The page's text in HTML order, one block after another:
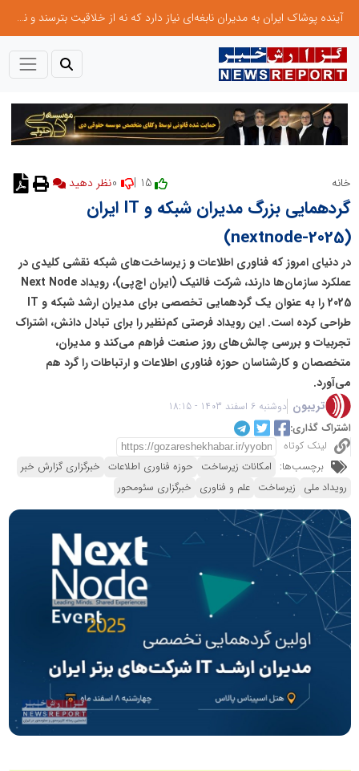
آینده پوشاک ایران به مدیران نابغه‌ای نیاز دارد که نه از خلاقیت بترسند و نه بروکراسی
خانه 15 | نظر دهید
گردهمایی بزرگ مدیران شبکه و IT ایران
(nextnode-2025)
در دنیای امروز که فناوری اطلاعات و زیرساخت‌های شبکه نقشی کلیدی در
عملکرد سازمان‌ها دارند، شرکت فالنیک (ایران اچ‌پی)، رویداد Next Node
2025 را به عنوان یک گردهمایی تخصصی برای مدیران ارشد شبکه و IT
طراحی کرده است. این رویداد فرصتی کم‌نظیر را برای تبادل دانش، اشتراک
تجربیات و بررسی چالش‌های روز صنعت فراهم می‌کند و مدیران،
متخصصان و کارشناسان حوزه فناوری اطلاعات و ارتباطات را گرد هم
می‌آورد.
تریبون دوشنبه 6 اسفند 1403 - 18:15
اشتراک گذاری:
لینک کوتاه
برچسب‌ها: امکانات زیرساخت حوزه فناوری اطلاعات خبرگزاری گزارش خبر
رویداد ملی زیرساخت علم و فناوری خبرگزاری سئومحور